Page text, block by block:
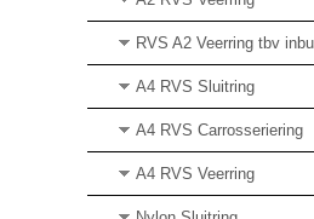
RVS A2 Veerring tbv
A4 RVS Sluitring
A4 RVS Carrosseriering
A4 RVS Veerring